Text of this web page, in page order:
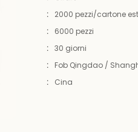
:
2000 pezzi/cartone
:
6000 pezzi
: 30 giorni
:
Fob Qingdao /
:
Cina